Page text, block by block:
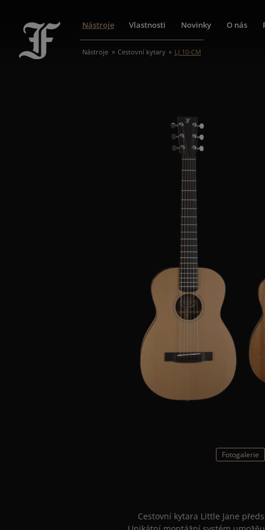
Nástroje Vlastnosti Novinky O nás
Nástroje Cestovní kytary LJ 10-CM
Fotogalerie
Cestovní kytara Little Jane